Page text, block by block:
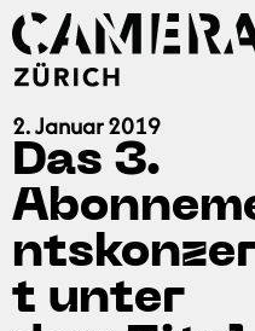
2. Januar 2019
Das 3.
t unter